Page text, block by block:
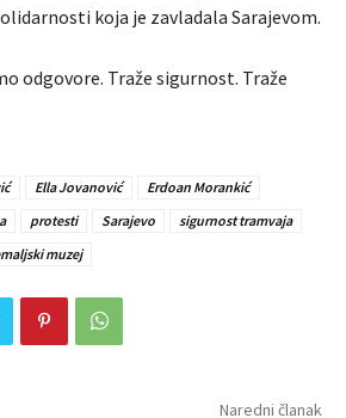
koja je zavladala Sarajevom.
odgovore. Traže sigurnost. Traže
Ella Jovanović
Erdoan Morankić
protesti Sarajevo
sigurnost tramvaja
muzej
Naredni članak